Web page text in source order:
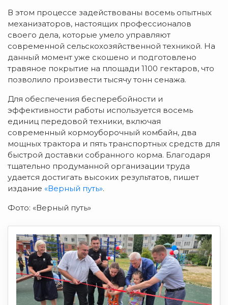
В этом процессе задействованы восемь опытных
механизаторов, настоящих профессионалов
своего дела, которые умело управляют
современной сельскохозяйственной техникой. На
данный момент уже скошено и подготовлено
травяное покрытие на площади 1100 гектаров, что
позволило произвести тысячу тонн сенажа.
Для обеспечения бесперебойности и
эффективности работы используется восемь
единиц передовой техники, включая
современный кормоуборочный комбайн, два
мощных трактора и пять транспортных средств для
быстрой доставки собранного корма. Благодаря
тщательно продуманной организации труда
удается достигать высоких результатов, пишет
издание «Верный путь».
Фото: «Верный путь»